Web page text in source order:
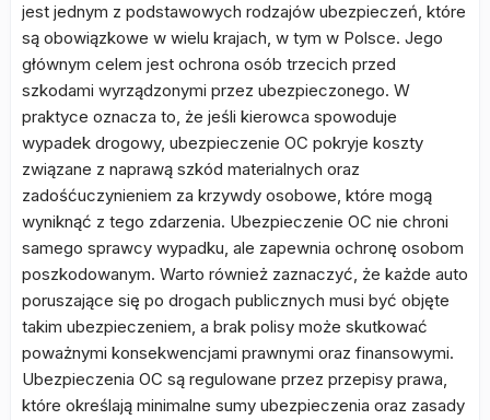
jest jednym z podstawowych rodzajów ubezpieczeń, które
są obowiązkowe w wielu krajach, w tym w Polsce. Jego
głównym celem jest ochrona osób trzecich przed
szkodami wyrządzonymi przez ubezpieczonego. W
praktyce oznacza to, że jeśli kierowca spowoduje
wypadek drogowy, ubezpieczenie OC pokryje koszty
związane z naprawą szkód materialnych oraz
zadośćuczynieniem za krzywdy osobowe, które mogą
wyniknąć z tego zdarzenia. Ubezpieczenie OC nie chroni
samego sprawcy wypadku, ale zapewnia ochronę osobom
poszkodowanym. Warto również zaznaczyć, że każde auto
poruszające się po drogach publicznych musi być objęte
takim ubezpieczeniem, a brak polisy może skutkować
poważnymi konsekwencjami prawnymi oraz finansowymi.
Ubezpieczenia OC są regulowane przez przepisy prawa,
które określają minimalne sumy ubezpieczenia oraz zasady